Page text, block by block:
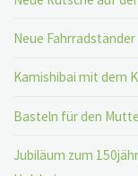
Neue Fahrradständer
Kamishibai mit dem
Basteln für den
Jubiläum zum